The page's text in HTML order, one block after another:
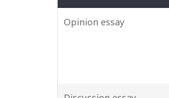
Opinion essay